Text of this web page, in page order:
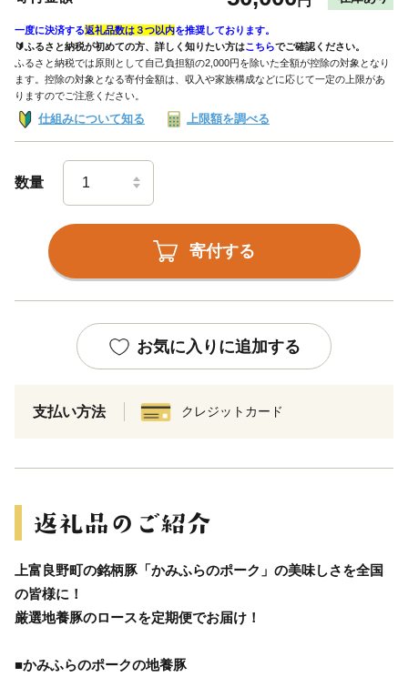
一度に決済する返礼品数は３つ以内を推奨しております。
🔰ふるさと納税が初めての方、詳しく知りたい方はこちらでご確認ください。
ふるさと納税では原則として自己負担額の2,000円を除いた全額が控除の対象となり
ます。控除の対象となる寄付金額は、収入や家族構成などに応じて一定の上限があ
りますのでご注意ください。
仕組みについて知る 上限額を調べる
数量
寄付する
お気に入りに追加する
支払い方法 クレジットカード
上富良野町の銘柄豚「かみふらのポーク」の美味しさを全国
の皆様に！
厳選地養豚のロースを定期便でお届け！
■かみふらのポークの地養豚